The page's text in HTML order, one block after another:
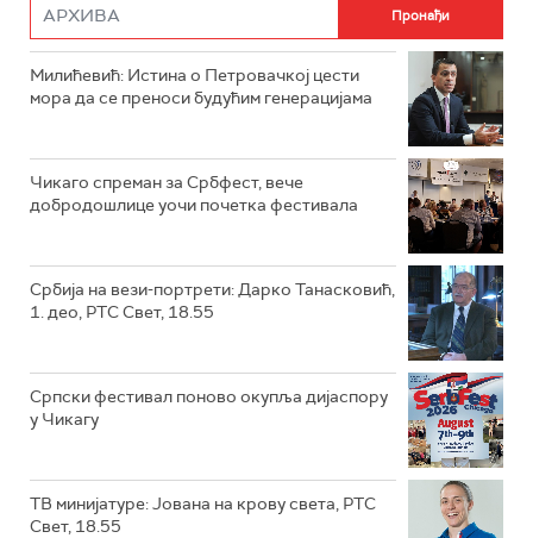
Милићевић: Истина о Петровачкој цести
мора да се преноси будућим генерацијама
Чикаго спреман за Србфест, вече
добродошлице уочи почетка фестивала
Србија на вези-портрети: Дарко Танасковић,
1. део, РТС Свет, 18.55
Српски фестивал поново окупља дијаспору
у Чикагу
ТВ минијатуре: Јована на крову света, РТС
Свет, 18.55